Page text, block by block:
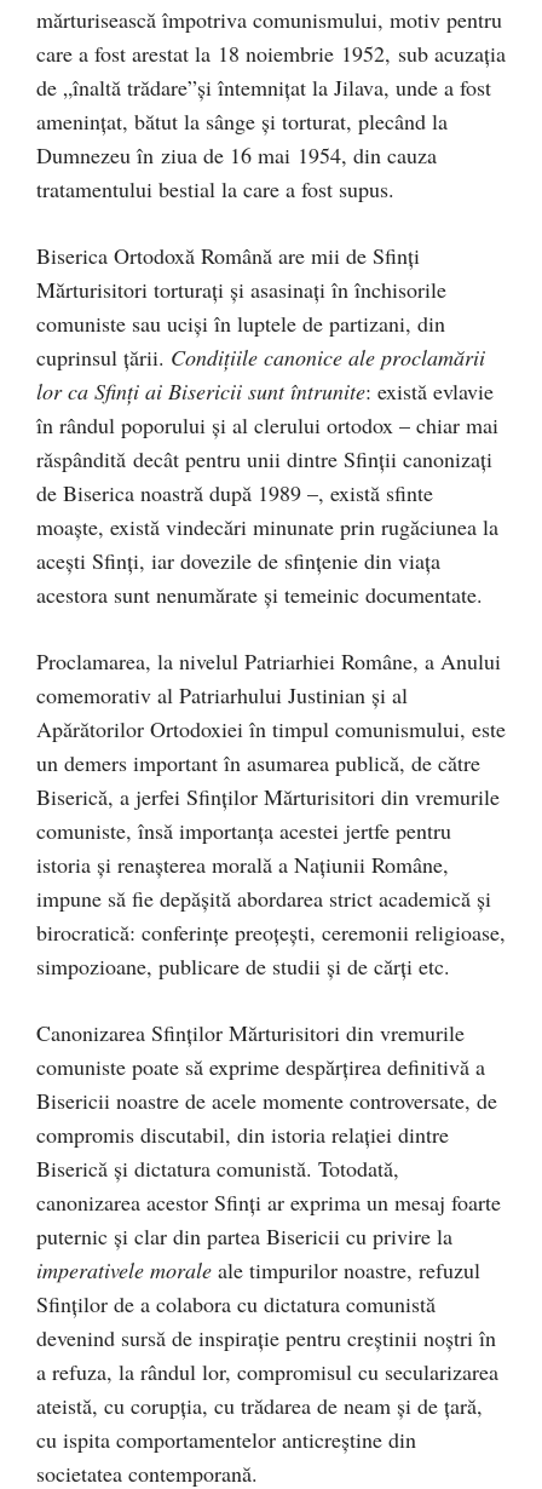
mărturisească împotriva comunismului, motiv pentru
care a fost arestat la 18 noiembrie 1952, sub acuzația
de „înaltă trădare”și întemnițat la Jilava, unde a fost
amenințat, bătut la sânge și torturat, plecând la
Dumnezeu în ziua de 16 mai 1954, din cauza
tratamentului bestial la care a fost supus.
Biserica Ortodoxă Română are mii de Sfinți
Mărturisitori torturați și asasinați în închisorile
comuniste sau uciși în luptele de partizani, din
cuprinsul țării. Condițiile canonice ale proclamării
lor ca Sfinți ai Bisericii sunt întrunite: există evlavie
în rândul poporului și al clerului ortodox – chiar mai
răspândită decât pentru unii dintre Sfinții canonizați
de Biserica noastră după 1989 –, există sfinte
moaște, există vindecări minunate prin rugăciunea la
acești Sfinți, iar dovezile de sfințenie din viața
acestora sunt nenumărate și temeinic documentate.
Proclamarea, la nivelul Patriarhiei Române, a Anului
comemorativ al Patriarhului Justinian și al
Apărătorilor Ortodoxiei în timpul comunismului, este
un demers important în asumarea publică, de către
Biserică, a jerfei Sfinților Mărturisitori din vremurile
comuniste, însă importanța acestei jertfe pentru
istoria și renașterea morală a Națiunii Române,
impune să fie depășită abordarea strict academică și
birocratică: conferințe preoțești, ceremonii religioase,
simpozioane, publicare de studii și de cărți etc.
Canonizarea Sfinților Mărturisitori din vremurile
comuniste poate să exprime despărțirea definitivă a
Bisericii noastre de acele momente controversate, de
compromis discutabil, din istoria relației dintre
Biserică și dictatura comunistă. Totodată,
canonizarea acestor Sfinți ar exprima un mesaj foarte
puternic și clar din partea Bisericii cu privire la
imperativele morale ale timpurilor noastre, refuzul
Sfinților de a colabora cu dictatura comunistă
devenind sursă de inspirație pentru creștinii noștri în
a refuza, la rândul lor, compromisul cu secularizarea
ateistă, cu corupția, cu trădarea de neam și de țară,
cu ispita comportamentelor anticreștine din
societatea contemporană.